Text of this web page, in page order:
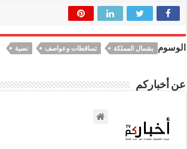
الوسوم بشمال المملكة تساقطات وعواصف نصية
عن أخباركم